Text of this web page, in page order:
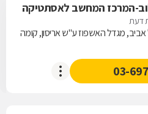
המרכז המחשב לאסתטיקה
דעת
6, תל אביב, מגדל האשפוז ע"ש אריסון, קומה
03-